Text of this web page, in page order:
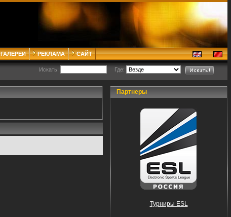
ГАЛЕРЕИ РЕКЛАМА САЙТ
Искать: Где:
Партнеры
Турниры ESL